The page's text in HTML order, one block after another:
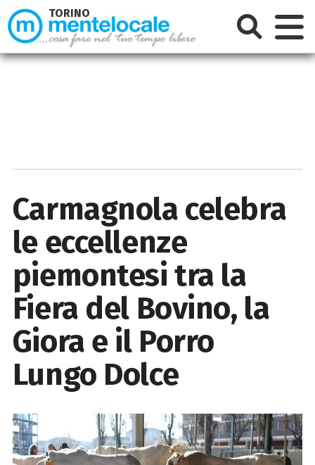
Carmagnola celebra
le eccellenze
piemontesi tra la
Fiera del Bovino, la
Giora e il Porro
Lungo Dolce
TORINO